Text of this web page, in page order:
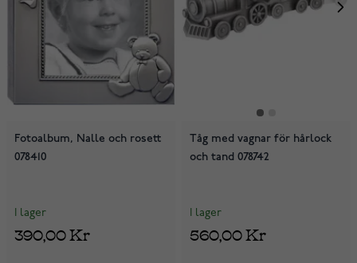
Fotoalbum, Nalle och rosett
078410
I lager
390,00 Kr
Tåg med vagnar för hårlock
och tand 078742
I lager
560,00 Kr